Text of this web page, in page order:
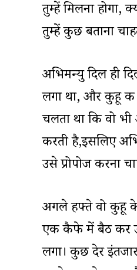
तुम्हें मिलना होगा,
तुम्हें कुछ बताना
अभिमन्यु दिल ही
लगा था, और कुहू की
चलता था कि वो
करती है,इसलिए
उसे प्रोपोज करना
अगले हफ्ते वो कुहू
एक कैफे में बैठ कर
लगा। कुछ देर